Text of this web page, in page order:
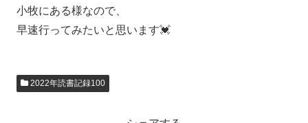
小牧にある様なので、
早速行ってみたいと思います💓
2022年読書記録100